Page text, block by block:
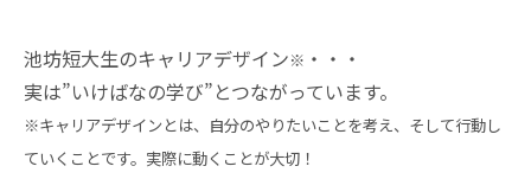
池坊短大生のキャリアデザイン※ ・・・
実は”いけばなの学び”とつながっています。
※キャリアデザインとは、自分のやりたいことを考え、そして行動し
ていくことです。実際に動くことが大切！